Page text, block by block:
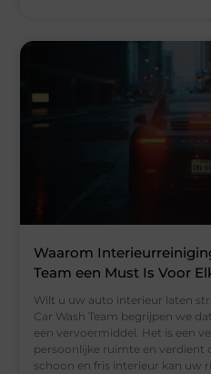
Waarom
Team een Must Is Voor
Wilt u uw auto interieur laten
Car Wash Team begrijpen we
een vervoermiddel. Het is een
persoonlijke ruimte en verdient
schoon en fris interieur kan uw